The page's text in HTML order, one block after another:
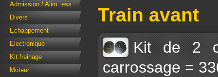
Admission / Alim. ess
Divers
Echappement
Electronique
Kit freinage
Moteur
Train avant
Kit de 2
carrossage =